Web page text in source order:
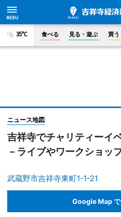
35°C 食べる 見る・遊ぶ 買う
ニュース地図
吉祥寺でチャリティーイ
－ライブやワークショッ
武蔵野市吉祥寺東町1-1-21
Google Map